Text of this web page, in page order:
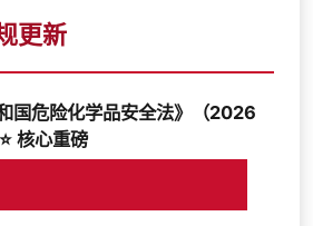
更新
国危险化学品安全法》（2026
核心重磅